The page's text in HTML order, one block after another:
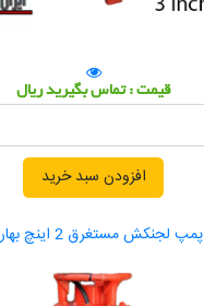
قیمت : تماس بگیرید ریال
افزودن سبد خرید
پمپ لجنکش مستغرق 2 اینچ بهاران